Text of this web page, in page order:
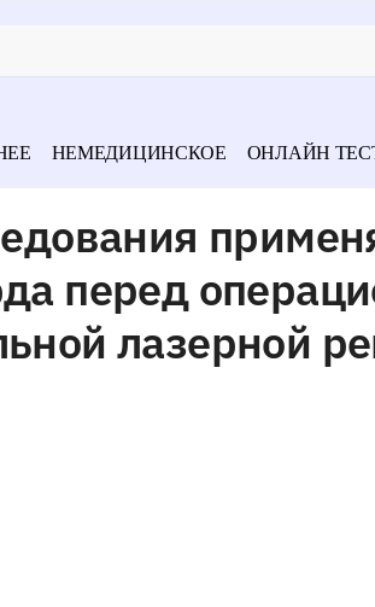
НЕМЕДИЦИНСКОЕ ОНЛАЙН
перед
лазерной